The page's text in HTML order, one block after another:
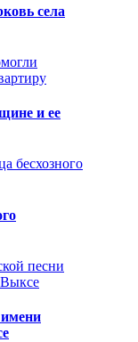
села
и ее